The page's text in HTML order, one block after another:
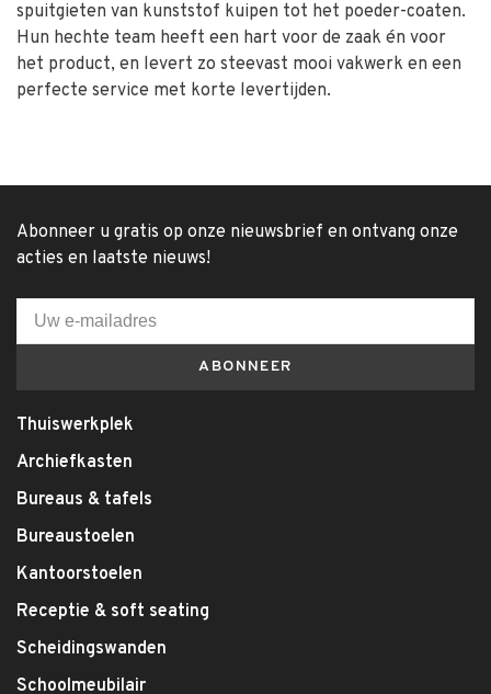
spuitgieten van kunststof kuipen tot het poeder-coaten.
Hun hechte team heeft een hart voor de zaak én voor
het product, en levert zo steevast mooi vakwerk en een
perfecte service met korte levertijden.
Abonneer u gratis op onze nieuwsbrief en ontvang onze
acties en laatste nieuws!
ABONNEER
Thuiswerkplek
Archiefkasten
Bureaus & tafels
Bureaustoelen
Kantoorstoelen
Receptie & soft seating
Scheidingswanden
Schoolmeubilair